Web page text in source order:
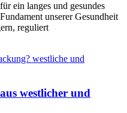
ein langes und gesundes
unserer Gesundheit
reguliert
westlicher und